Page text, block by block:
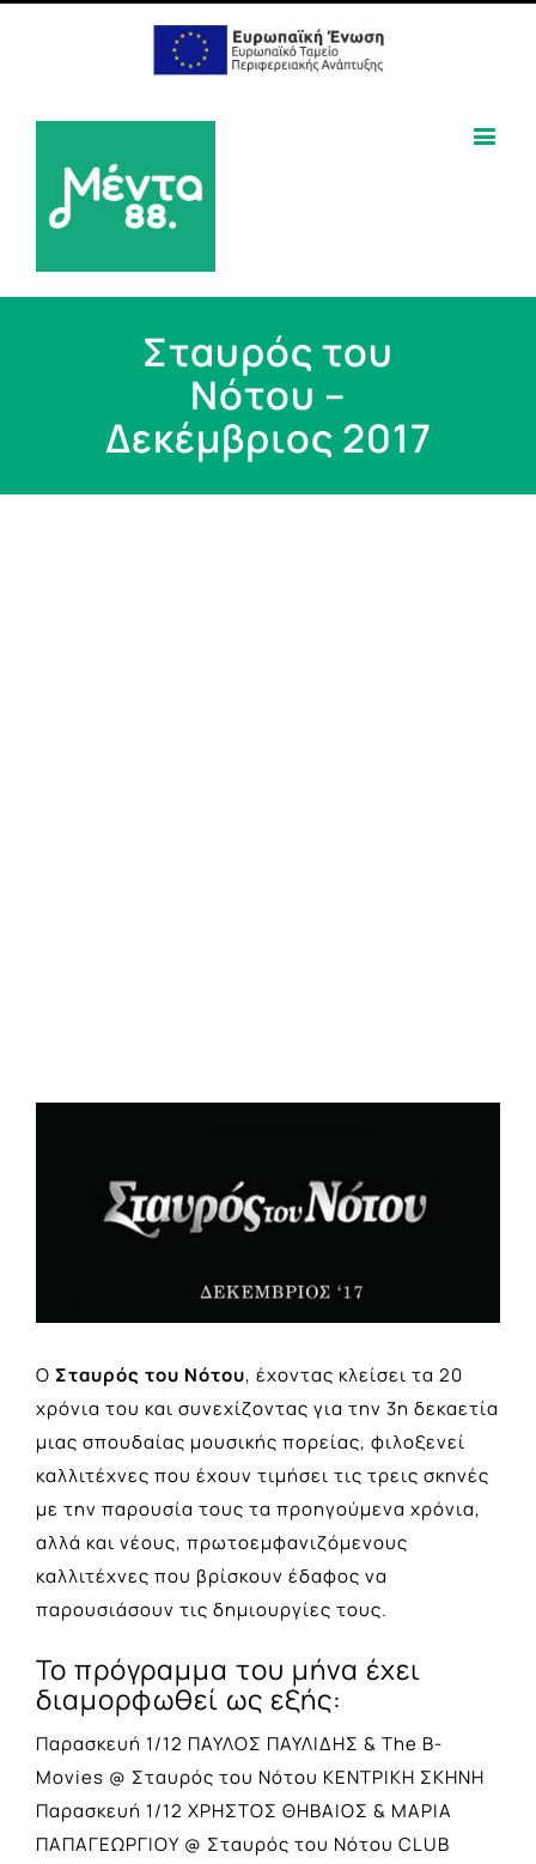
Σταυρός του
Νότου –
Δεκέμβριος 2017
O Σταυρός του Νότου, έχοντας κλείσει τα 20
χρόνια του και συνεχίζοντας για την 3η δεκαετία
μιας σπουδαίας μουσικής πορείας, φιλοξενεί
καλλιτέχνες που έχουν τιμήσει τις τρεις σκηνές
με την παρουσία τους τα προηγούμενα χρόνια,
αλλά και νέους, πρωτοεμφανιζόμενους
καλλιτέχνες που βρίσκουν έδαφος να
παρουσιάσουν τις δημιουργίες τους.
Το πρόγραμμα του μήνα έχει
διαμορφωθεί ως εξής:
Παρασκευή 1/12 ΠΑΥΛΟΣ ΠΑΥΛΙΔΗΣ & The B-
Movies @ Σταυρός του Νότου ΚΕΝΤΡΙΚΗ ΣΚΗΝΗ
Παρασκευή 1/12 ΧΡΗΣΤΟΣ ΘΗΒΑΙΟΣ & ΜΑΡΙΑ
ΠΑΠΑΓΕΩΡΓΙΟΥ @ Σταυρός του Νότου CLUB